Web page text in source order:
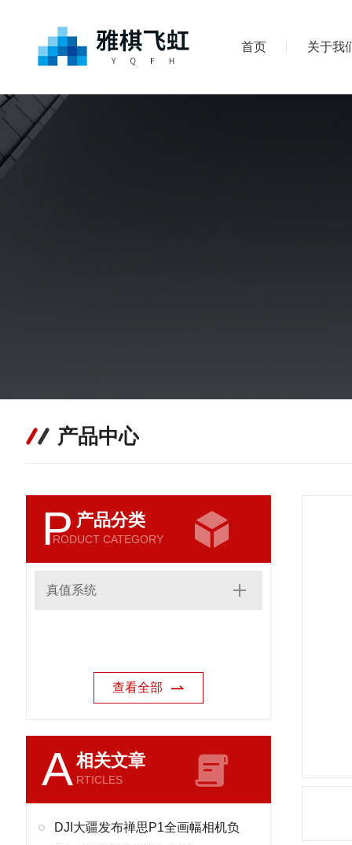
首页 关于我
产品中心
P 产品分类
RODUCT CATEGORY
真值系统
查看全部
A相关文章
RTICLES
DJI大疆发布禅思P1全画幅相机负